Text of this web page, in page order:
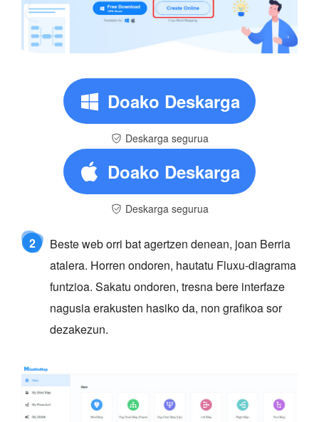
Doako Deskarga
Deskarga segurua
Doako Deskarga
Deskarga segurua
2
Beste web orri bat agertzen denean, joan Berria
atalera. Horren ondoren, hautatu Fluxu-diagrama
funtzioa. Sakatu ondoren, tresna bere interfaze
nagusia erakusten hasiko da, non grafikoa sor
dezakezun.